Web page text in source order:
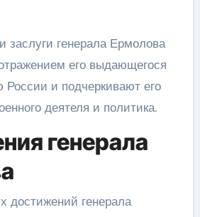
заслуги генерала Ермолова
его выдающегося
России и подчеркивают его
деятеля и политика.
генерала
достижений генерала